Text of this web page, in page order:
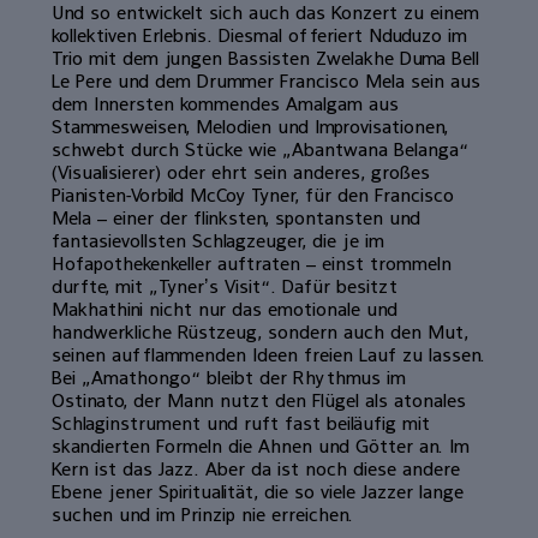
Und so entwickelt sich auch das Konzert zu einem
kollektiven Erlebnis. Diesmal offeriert Nduduzo im
Trio mit dem jungen Bassisten Zwelakhe Duma Bell
Le Pere und dem Drummer Francisco Mela sein aus
dem Innersten kommendes Amalgam aus
Stammesweisen, Melodien und Improvisationen,
schwebt durch Stücke wie „Abantwana Belanga“
(Visualisierer) oder ehrt sein anderes, großes
Pianisten-Vorbild McCoy Tyner, für den Francisco
Mela – einer der flinksten, spontansten und
fantasievollsten Schlagzeuger, die je im
Hofapothekenkeller auftraten – einst trommeln
durfte, mit „Tynerʼs Visit“. Dafür besitzt
Makhathini nicht nur das emotionale und
handwerkliche Rüstzeug, sondern auch den Mut,
seinen aufflammenden Ideen freien Lauf zu lassen.
Bei „Amathongo“ bleibt der Rhythmus im
Ostinato, der Mann nutzt den Flügel als atonales
Schlaginstrument und ruft fast beiläufig mit
skandierten Formeln die Ahnen und Götter an. Im
Kern ist das Jazz. Aber da ist noch diese andere
Ebene jener Spiritualität, die so viele Jazzer lange
suchen und im Prinzip nie erreichen.